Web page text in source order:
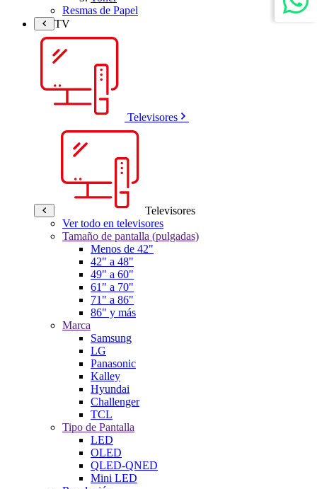
Resmas de Papel
TV
Televisores
Televisores
Ver todo en televisores
Tamaño de pantalla (pulgadas)
Menos de 42"
42" a 48"
49" a 60"
61" a 70"
71" a 86"
86" y más
Marca
Samsung
LG
Panasonic
Kalley
Hyundai
Challenger
TCL
Tipo de Pantalla
LED
OLED
QLED-QNED
Mini LED